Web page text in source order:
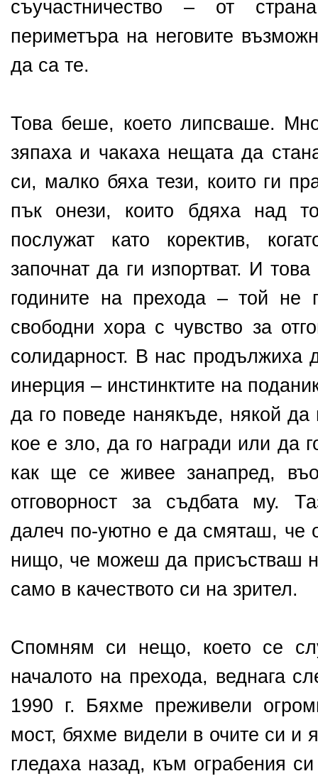
съучастничество – от
периметъра на неговите
да са те.
Това беше, което липсваше.
зяпаха и чакаха нещата да
си, малко бяха тези, които ги
пък онези, които бдяха над
послужат като коректив,
започнат да ги изпортват. И
годините на прехода – той не
свободни хора с чувство за
солидарност. В нас продължиха
инерция – инстинктите на
да го поведе нанякъде, някой
кое е зло, да го награди или да
как ще се живее занапред,
отговорност за съдбата му.
далеч по-уютно е да смяташ, че
нищо, че можеш да присъстваш
само в качеството си на зрител.
Спомням си нещо, което се
началото на прехода, веднага
1990 г. Бяхме преживели
мост, бяхме видели в очите си и
гледаха назад, към ограбения